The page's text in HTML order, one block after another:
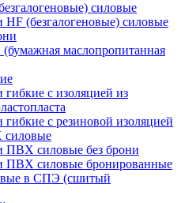
силовые
HF (безгалогеновые) силовые
маслопропитанная
гибкие с изоляцией из
гибкие с резиновой изоляцией
ПВХ силовые без брони
ПВХ силовые бронированные
в СПЭ (сшитый